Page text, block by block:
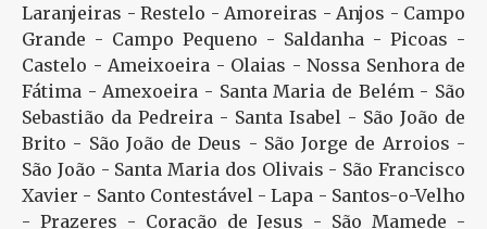
Laranjeiras - Restelo - Amoreiras - Anjos - Campo
Grande - Campo Pequeno - Saldanha - Picoas -
Castelo - Ameixoeira - Olaias - Nossa Senhora de
Fátima - Amexoeira - Santa Maria de Belém - São
Sebastião da Pedreira - Santa Isabel - São João de
Brito - São João de Deus - São Jorge de Arroios -
São João - Santa Maria dos Olivais - São Francisco
Xavier - Santo Contestável - Lapa - Santos-o-Velho
- Prazeres - Coração de Jesus - São Mamede -